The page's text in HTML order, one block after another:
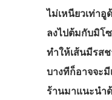
ไม่เหนียวเท่าอู
ลงไปต้มกับมิโ
ทำให้เส้นมีรส
บางทีก็อาจจะ
ร้านมาแนะนำ